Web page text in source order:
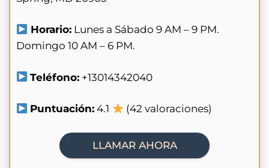
Horario: Lunes a Sábado 9 AM – 9 PM.
Domingo 10 AM – 6 PM.
Teléfono: +13014342040
Puntuación: 4.1 (42 valoraciones)
LLAMAR AHORA